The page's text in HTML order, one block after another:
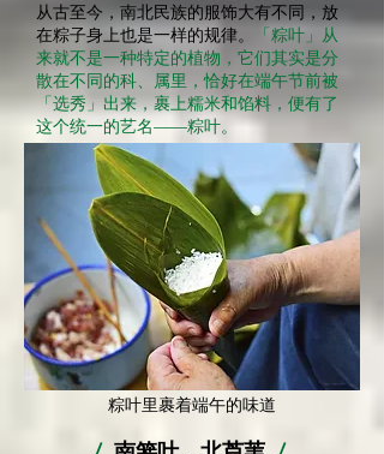
从古至今，南北民族的服饰大有不同，放
在粽子身上也是一样的规律。
「粽叶」从
来就不是一种特定的植物，它们其实是分
散在不同的科、属里，恰好在端午节前被
「选秀」出来，裹上糯米和馅料，便有了
这个统一的艺名——粽叶。
粽叶里裹着端午的味道